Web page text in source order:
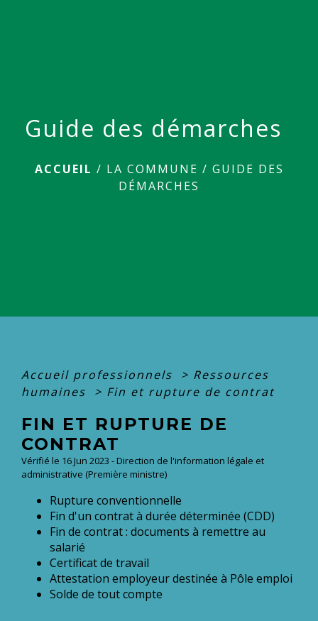
Guide des démarches
ACCUEIL / LA COMMUNE / GUIDE DES
DÉMARCHES
Accueil professionnels > Ressources
humaines
> Fin et rupture de contrat
FIN ET RUPTURE DE
CONTRAT
Vérifié le 16 Jun 2023 - Direction de l'information légale et
administrative (Première ministre)
Rupture conventionnelle
Fin d'un contrat à durée déterminée (CDD)
Fin de contrat : documents à remettre au
salarié
Certificat de travail
Attestation employeur destinée à Pôle emploi
Solde de tout compte